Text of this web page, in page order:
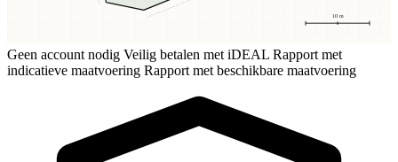
10 m
Geen account nodig Veilig betalen met iDEAL Rapport met
indicatieve maatvoering Rapport met beschikbare maatvoering